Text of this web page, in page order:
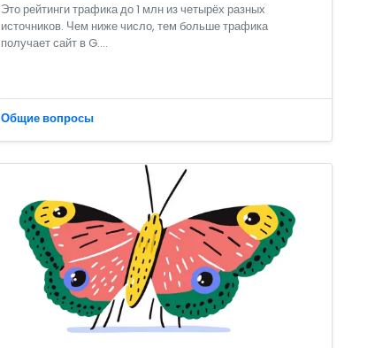
Это рейтинги трафика до 1 млн из четырёх разных
источников. Чем ниже число, тем больше трафика
получает сайт в G....
Общие вопросы